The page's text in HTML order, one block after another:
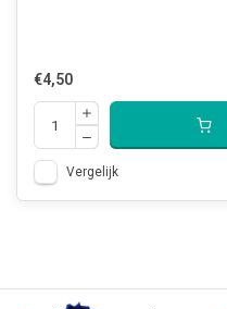
€4,50
Vergelijk